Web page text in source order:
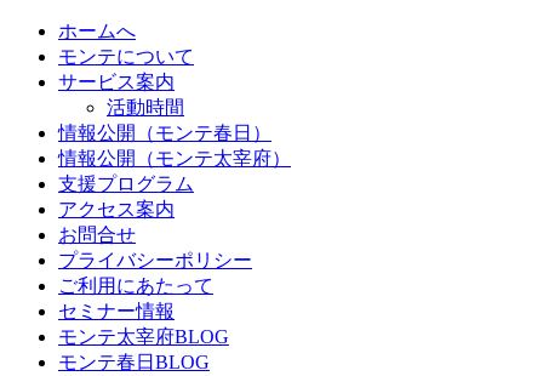
ホームへ
モンテについて
サービス案内
活動時間
情報公開（モンテ春日）
情報公開（モンテ太宰府）
支援プログラム
アクセス案内
お問合せ
プライバシーポリシー
ご利用にあたって
セミナー情報
モンテ太宰府BLOG
モンテ春日BLOG